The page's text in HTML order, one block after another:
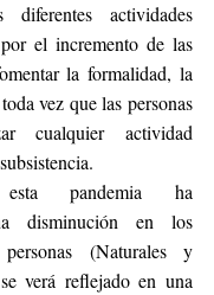
actividades
el incremento de las
la formalidad, la
vez que las personas
cualquier actividad
esta pandemia ha
disminución en los
(Naturales y
verá reflejado en una